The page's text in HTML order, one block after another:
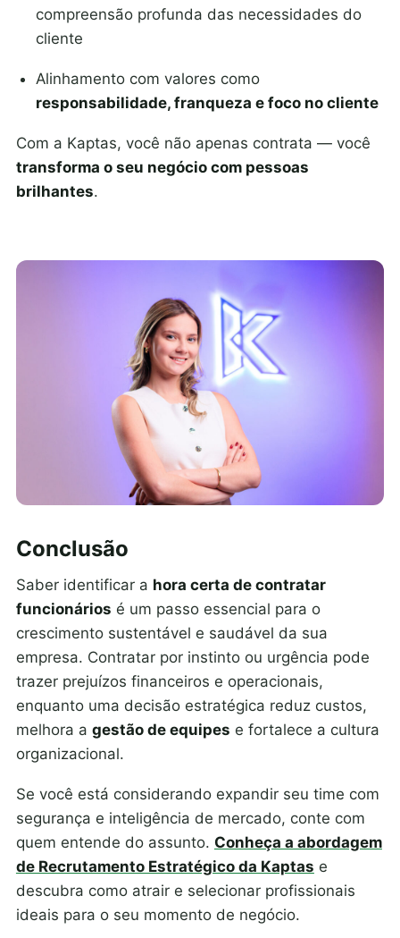
compreensão profunda das necessidades do
cliente
Alinhamento com valores como
responsabilidade, franqueza e foco no cliente
Com a Kaptas, você não apenas contrata — você
transforma o seu negócio com pessoas
brilhantes.
Conclusão
Saber identificar a hora certa de contratar
funcionários é um passo essencial para o
crescimento sustentável e saudável da sua
empresa. Contratar por instinto ou urgência pode
trazer prejuízos financeiros e operacionais,
enquanto uma decisão estratégica reduz custos,
melhora a gestão de equipes e fortalece a cultura
organizacional.
Se você está considerando expandir seu time com
segurança e inteligência de mercado, conte com
quem entende do assunto. Conheça a abordagem
de Recrutamento Estratégico da Kaptas e
descubra como atrair e selecionar profissionais
ideais para o seu momento de negócio.